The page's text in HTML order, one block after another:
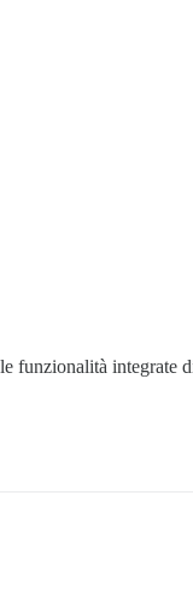
funzionalità